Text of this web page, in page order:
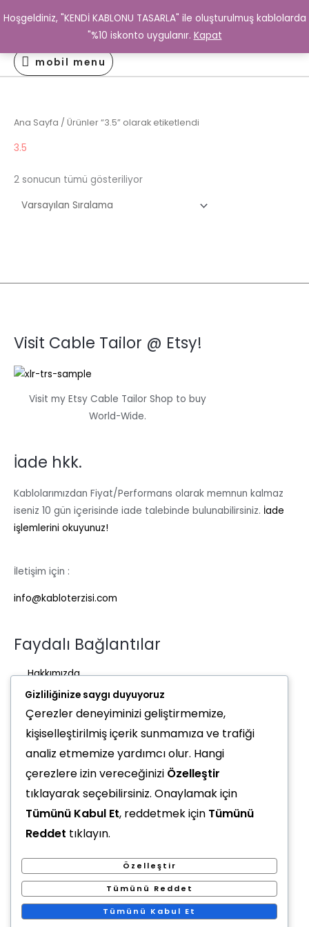
Hoşgeldiniz, "KENDİ KABLONU TASARLA" ile oluşturulmuş kablolarda
"%10 iskonto uygulanır. Kapat
atla
www.kabloterzisi.com
www.kabloterzisi.com
mobil
mobil menu
0
Ana Sayfa / Ürünler “3.5” olarak etiketlendi
3.5
2 sonucun tümü gösteriliyor
Visit Cable Tailor @ Etsy!
Visit my Etsy Cable Tailor Shop to buy
World-Wide.
İade hkk.
Kablolarımızdan Fiyat/Performans olarak memnun kalmaz
iseniz 10 gün içerisinde iade talebinde bulunabilirsiniz. İade
işlemlerini okuyunuz!
İletişim için :
info@kabloterzisi.com
Faydalı Bağlantılar
Hakkımızda
Ürünlerimiz
İade işlemi
Üyelik Şartları
Kargo ve Gönderiler
Önemli konular
KVKK hkk.
Kullanıcı Sözleşmesi
Kanun ve Yönetmelikler
Ödeme Yöntemleri
Gizliliğinize saygı duyuyoruz
Çerezler deneyiminizi geliştirmemize,
kişiselleştirilmiş içerik sunmamıza ve trafiği
analiz etmemize yardımcı olur. Hangi
çerezlere izin vereceğinizi Özelleştir
tıklayarak seçebilirsiniz. Onaylamak için
Tümünü Kabul Et, reddetmek için Tümünü
Reddet tıklayın.
Özelleştir
Tümünü Reddet
Tümünü Kabul Et